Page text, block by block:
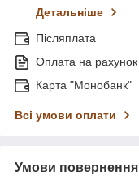
Детальніше
Післяплата
Оплата на рахунок
Карта "Монобанк"
Всі умови оплати
Умови повернення